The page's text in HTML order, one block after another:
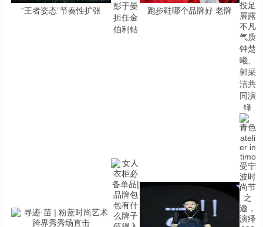
“王者姿态”节奏性扩张
彭于晏
担任金
伯利钻
跑步鞋哪个品牌好 老牌
钟楚
曦、
郭采
洁共
同演
绎